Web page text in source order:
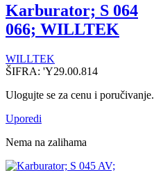
Karburator; S 064
066; WILLTEK
WILLTEK
ŠIFRA: 'Y29.00.814
Ulogujte se za cenu i poručivanje.
Uporedi
Nema na zalihama